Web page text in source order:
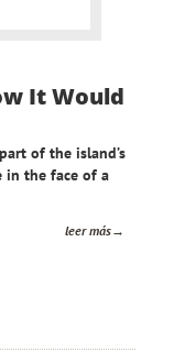
It Would
of the island’s
in the face of a
leer más